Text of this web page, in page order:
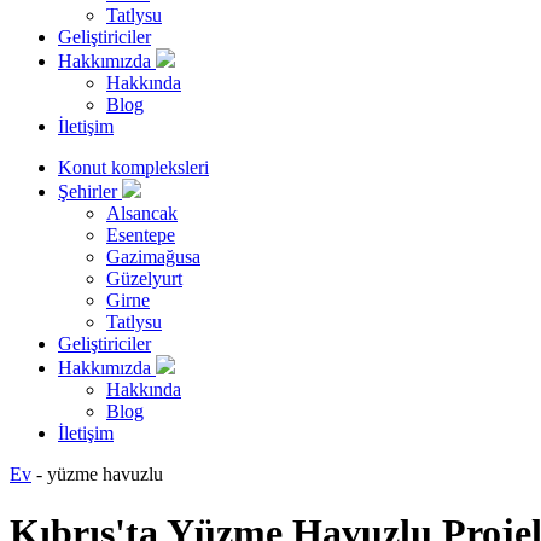
Tatlysu
Geliştiriciler
Hakkımızda
Hakkında
Blog
İletişim
Konut kompleksleri
Şehirler
Alsancak
Esentepe
Gazimağusa
Güzelyurt
Girne
Tatlysu
Geliştiriciler
Hakkımızda
Hakkında
Blog
İletişim
Ev - yüzme havuzlu